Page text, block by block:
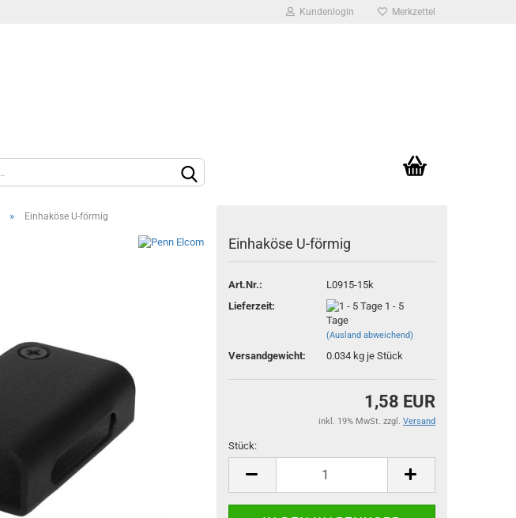
Kundenlogin
Passwort vergessen?
Merkzettel
» Einhaköse U-förmig
Einhaköse U-förmig
Art.Nr.:
L0915-15k
Lieferzeit:
1 - 5
Tage
(Ausland abweichend)
Versandgewicht: 0.034kg je Stück
1,58 EUR
inkl. 19% MwSt. zzgl. Versand
Stück:
Stück